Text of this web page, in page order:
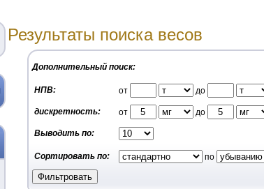
Результаты поиска весов
Дополнительный поиск:
НПВ: от до
дискретность: от до
Выводить по:
Сортировать по: по